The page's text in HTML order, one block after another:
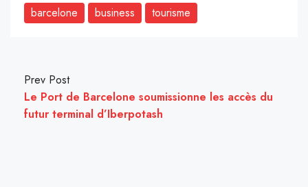
barcelone
business tourisme
Prev Post
Le Port de Barcelone soumissionne les accès du
futur terminal d’Iberpotash